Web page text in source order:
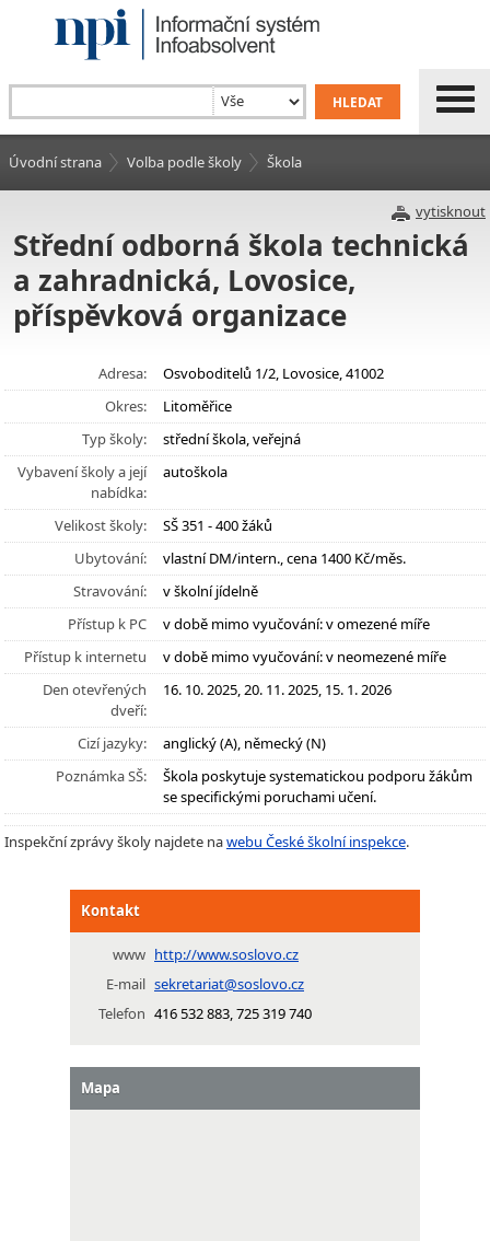
Úvodní strana Volba podle školy Škola
vytisknout
Střední odborná škola technická
a zahradnická, Lovosice,
příspěvková organizace
Adresa:
Osvoboditelů 1/2, Lovosice, 41002
Okres:
Litoměřice
Typ školy:
střední škola, veřejná
Vybavení školy a její
nabídka:
autoškola
Velikost školy:
SŠ 351 - 400 žáků
Ubytování:
vlastní DM/intern., cena 1400 Kč/měs.
Stravování:
v školní jídelně
Přístup k PC
v době mimo vyučování: v omezené míře
Přístup k internetu
v době mimo vyučování: v neomezené míře
Den otevřených
dveří:
16. 10. 2025, 20. 11. 2025, 15. 1. 2026
Cizí jazyky:
anglický (A), německý (N)
Poznámka SŠ:
Škola poskytuje systematickou podporu žákům
se specifickými poruchami učení.
Inspekční zprávy školy najdete nawebu České školní inspekce.
Kontakt
www http://www.soslovo.cz
E-mail sekretariat@soslovo.cz
Telefon 416 532 883, 725 319 740
Mapa